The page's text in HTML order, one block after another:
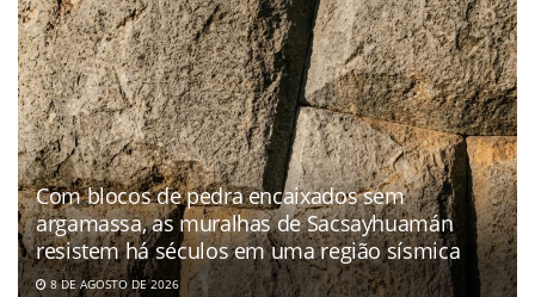
Com blocos de pedra encaixados sem
argamassa, as muralhas de Sacsayhuamán
resistem há séculos em uma região sísmica
8 DE AGOSTO DE 2026